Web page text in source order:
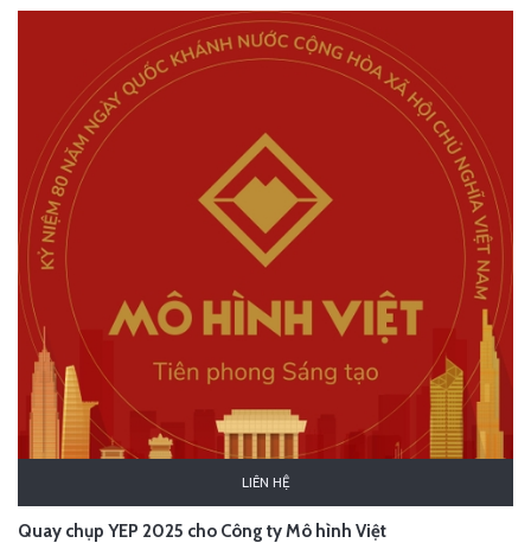
LIÊN HỆ
Quay chụp YEP 2025 cho Công ty Mô hình Việt